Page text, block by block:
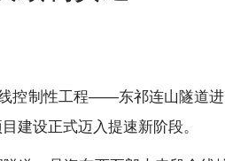
控制性工程——东祁连山隧道
建设正式迈入提速新阶段。